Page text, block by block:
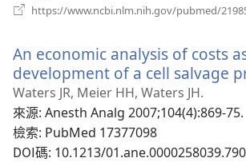
https://www.ncbi.nlm.nih.gov/pubmed/
An economic analysis of costs
development of a cell salvage
Waters JR, Meier HH, Waters JH.
來源‎: Anesth Analg 2007;104(4):869-75.
檢索‎: PubMed 17377098
DOI碼‎: 10.1213/